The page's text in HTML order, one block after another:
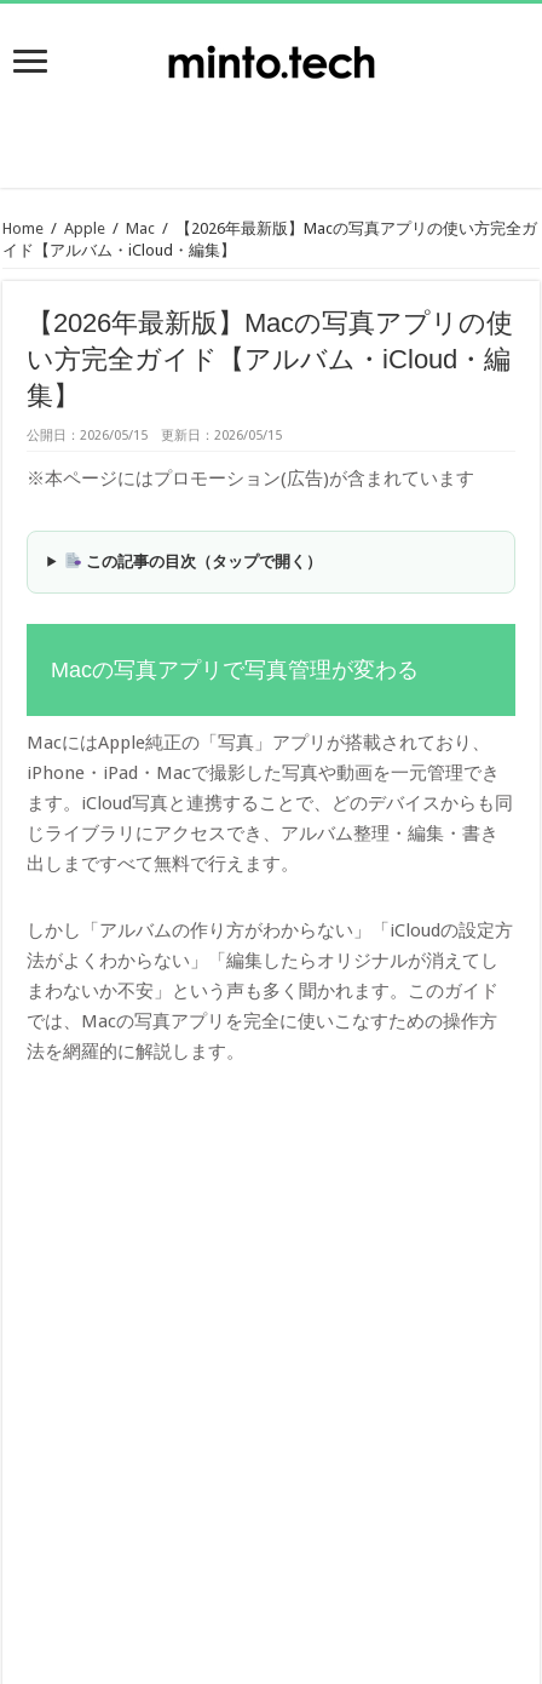
Home / Apple / Mac /
【2026年最新版】Macの写真アプリの使い方完全ガ
イド【アルバム・iCloud・編集】
【2026年最新版】Macの写真アプリの使
い方完全ガイド【アルバム・iCloud・編
集】
公開日：2026/05/15 更新日：2026/05/15
※本ページにはプロモーション(広告)が含まれています
この記事の目次（タップで開く）
Macの写真アプリで写真管理が変わる
MacにはApple純正の「写真」アプリが搭載されており、
iPhone・iPad・Macで撮影した写真や動画を一元管理でき
ます。iCloud写真と連携することで、どのデバイスからも同
じライブラリにアクセスでき、アルバム整理・編集・書き
出しまですべて無料で行えます。
しかし「アルバムの作り方がわからない」「iCloudの設定方
法がよくわからない」「編集したらオリジナルが消えてし
まわないか不安」という声も多く聞かれます。このガイド
では、Macの写真アプリを完全に使いこなすための操作方
法を網羅的に解説します。